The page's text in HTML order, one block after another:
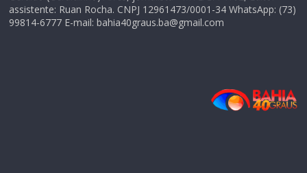
assistente: Ruan Rocha. CNPJ 12961473/0001-34 WhatsApp: (73)
99814-6777 E-mail: bahia40graus.ba@gmail.com